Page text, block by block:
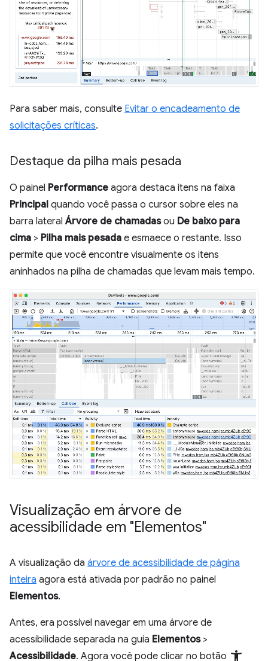
Para saber mais, consulte Evitar o encadeamento de
solicitações críticas.
Destaque da pilha mais pesada
O painel Performance agora destaca itens na faixa
Principal quando você passa o cursor sobre eles na
barra lateralÁrvore de chamadasou De baixo para
cima > Pilha mais pesada e esmaece o restante. Isso
permite que você encontre visualmente os itens
aninhados na pilha de chamadas que levam mais tempo.
Visualização em árvore de
acessibilidade em "Elementos"
A visualização da árvore de acessibilidade de página
inteira agora está ativada por padrão no painel
Elementos.
Antes, era possível navegar em uma árvore de
acessibilidade separada na guia Elementos>
Acessibilidade. Agora você pode clicar no botão accessibility_new